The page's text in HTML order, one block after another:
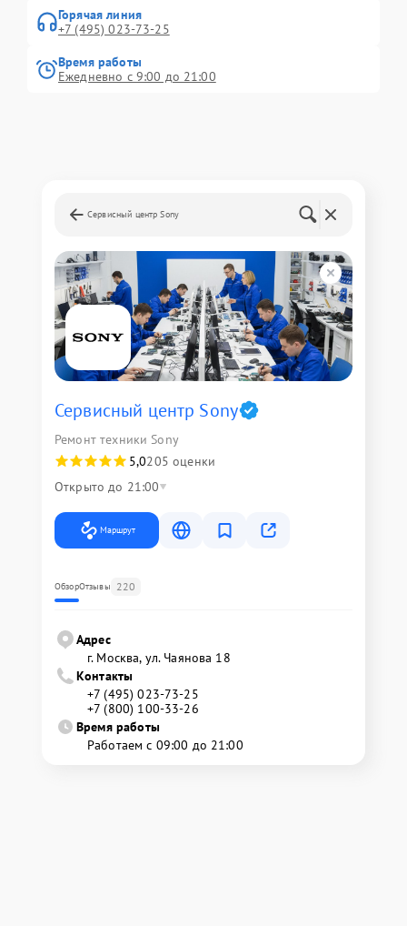
Горячая линия
+7 (495) 023-73-25
Время работы
Ежедневно с 9:00 до 21:00
Сервисный центр Sony
Сервисный центр Sony
Ремонт техники Sony
5,0205 оценки
Открыто до 21:00
Маршрут
ОбзорОтзывы 220
Адрес
г. Москва, ул. Чаянова 18
Контакты
+7 (495) 023-73-25
+7 (800) 100-33-26
Время работы
Работаем с 09:00 до 21:00